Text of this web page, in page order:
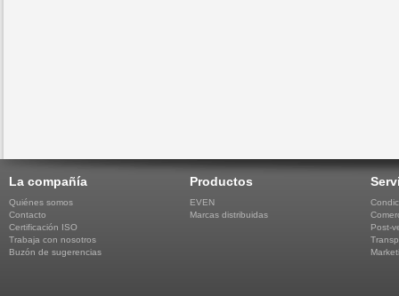
La compañía
Quiénes somos
Contacto
Certificación ISO
Trabaja con nosotros
Buzón de sugerencias
Productos
EVEN
Marcas distribuidas
Post-